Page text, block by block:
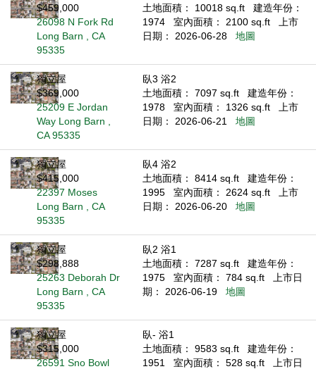
$459,000
26098 N Fork Rd
Long Barn , CA
95335
土地面積： 10018 sq.ft
建造年份：
1974
室內面積： 2100 sq.ft
上市
日期： 2026-06-28
地圖
獨立屋
$369,000
25209 E Jordan
Way Long Barn ,
CA 95335
臥3 浴2
土地面積： 7097 sq.ft
建造年份：
1978
室內面積： 1326 sq.ft
上市
日期： 2026-06-21
地圖
獨立屋
$415,000
22397 Moses
Long Barn , CA
95335
臥4 浴2
土地面積： 8414 sq.ft
建造年份：
1995
室內面積： 2624 sq.ft
上市
日期： 2026-06-20
地圖
獨立屋
$298,888
25263 Deborah Dr
Long Barn , CA
95335
臥2 浴1
土地面積： 7287 sq.ft
建造年份：
1975
室內面積： 784 sq.ft
上市日
期： 2026-06-19
地圖
獨立屋
$315,000
26591 Sno Bowl
臥- 浴1
土地面積： 9583 sq.ft
建造年份：
1951
室內面積： 528 sq.ft
上市日